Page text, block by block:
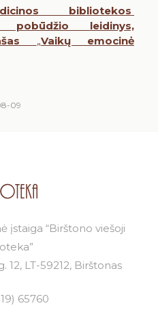
bibliotekos
pobūdžio leidinys,
„Vaikų emocinė
09
įstaiga “Birštono viešoji
12, LT-59212, Birštonas
65760